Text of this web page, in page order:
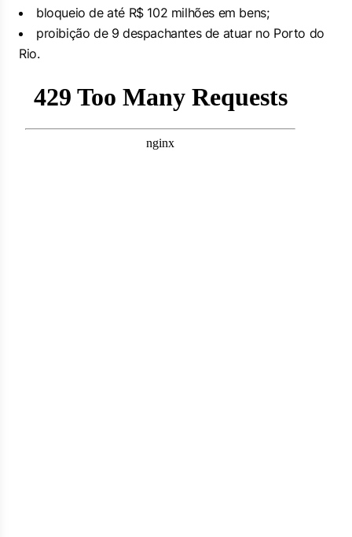
bloqueio de até R$ 102 milhões em bens;
proibição de 9 despachantes de atuar no Porto do
Rio.